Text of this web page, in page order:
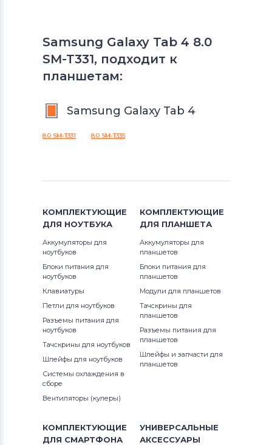
Samsung Galaxy Tab 4 8.0
SM-T331, подходит к
планшетам:
Samsung Galaxy Tab 4
8.0 SM-T331 8.0 SM-T335
КОМПЛЕКТУЮЩИЕ
ДЛЯ НОУТБУКА
Аккумуляторы для
ноутбуков
Блоки питания для
ноутбуков
Клавиатуры
Петли для ноутбуков
Разъемы питания для
ноутбуков
Тачскрины для ноутбуков
Шлейфы для ноутбуков
Системы охлаждения в
сборе
Вентиляторы (кулеры)
КОМПЛЕКТУЮЩИЕ
ДЛЯ ПЛАНШЕТА
Аккумуляторы для
планшетов
Блоки питания для
планшетов
Модули для планшетов
Тачскрины для
планшетов
Разъемы питания для
планшетов
Шлейфы и запчасти для
планшетов
КОМПЛЕКТУЮЩИЕ
ДЛЯ СМАРТФОНА
УНИВЕРСАЛЬНЫЕ
АКСЕССУАРЫ